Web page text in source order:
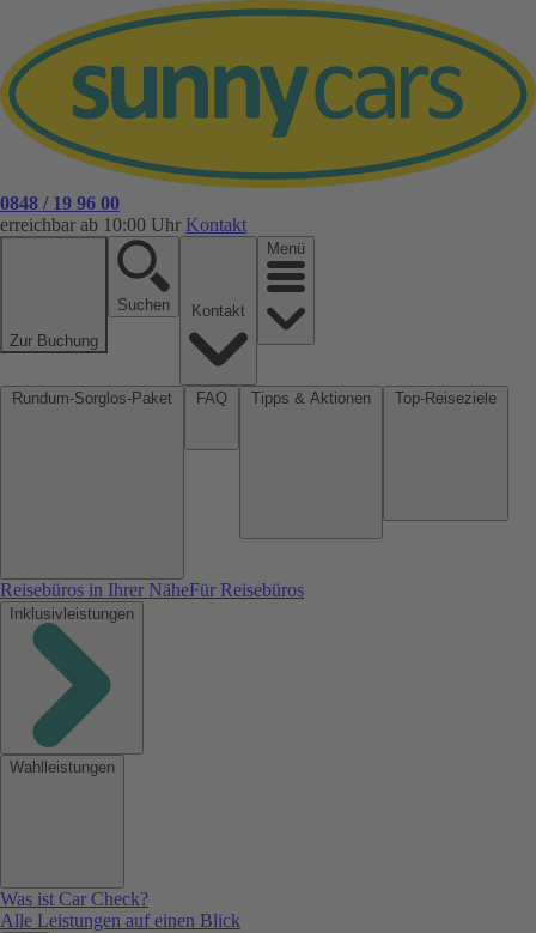
0848 / 19 96 00
erreichbar ab 10:00 Uhr Kontakt
Zur Buchung
Suchen
Menü
Reisebüros in Ihrer NäheFür Reisebüros
Inklusivleistungen
Wahlleistungen
Was ist Car Check?
Alle Leistungen auf einen Blick